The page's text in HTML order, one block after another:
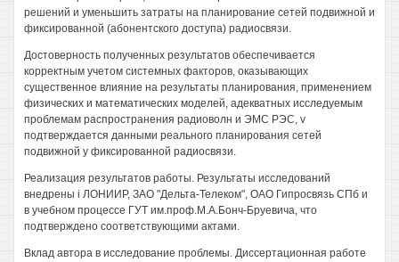
решений и уменьшить затраты на планирование сетей подвижной и
фиксированной (абонентского доступа) радиосвязи.
Достоверность полученных результатов обеспечивается
корректным учетом системных факторов, оказывающих
существенное влияние на результаты планирования, применением
физических и математических моделей, адекватных исследуемым
проблемам распространения радиоволн и ЭМС РЭС, v
подтверждается данными реального планирования сетей
подвижной у фиксированной радиосвязи.
Реализация результатов работы. Результаты исследований
внедрены i ЛОНИИР, ЗАО "Дельта-Телеком", ОАО Гипросвязь СПб и
в учебном процессе ГУТ им.проф.М.А.Бонч-Бруевича, что
подтверждено соответствующими актами.
Вклад автора в исследование проблемы. Диссертационная работе